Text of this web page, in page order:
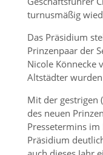
turnusmäßig
Das Präsidium
Prinzenpaar der
Nicole Könnecke
Altstädter
Mit der gestrigen
des neuen
Pressetermins im
Präsidium